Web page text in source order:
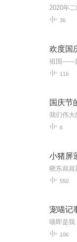
36
欢度国
116
国庆节
6
550
宠喵记
喵即是我
106